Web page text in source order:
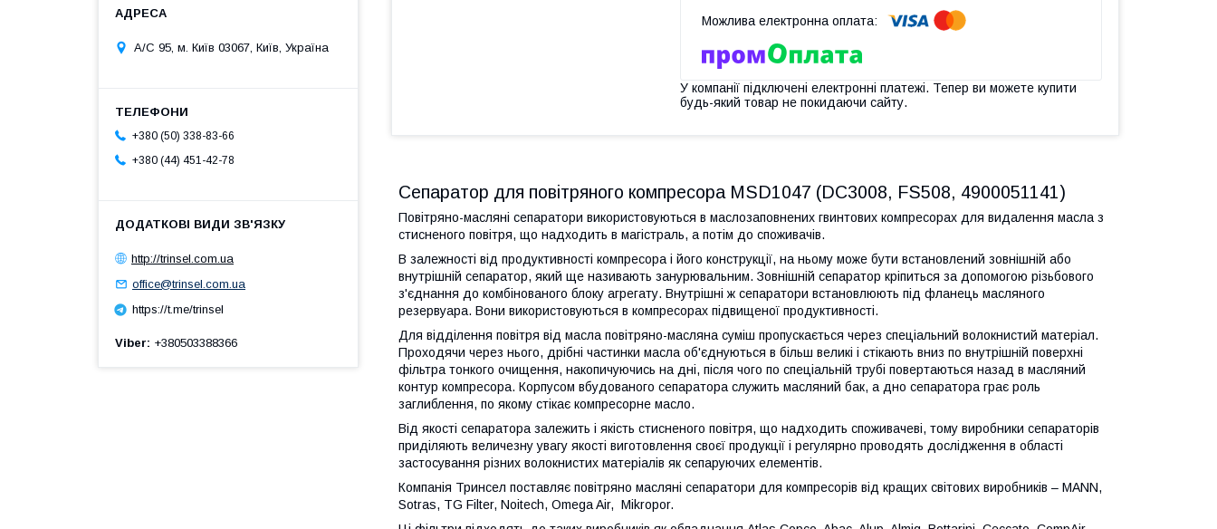
У компанії підключені електронні платежі. Тепер ви можете купити
будь-який товар не покидаючи сайту.
Сепаратор для повітряного компресора MSD1047 (DC3008, FS508, 4900051141)
Повітряно-масляні сепаратори використовуються в маслозаповнених гвинтових компресорах для видалення масла з
стисненого повітря, що надходить в магістраль, а потім до споживачів.
В залежності від продуктивності компресора і його конструкції, на ньому може бути встановлений зовнішній або
внутрішній сепаратор, який ще називають занурювальним. Зовнішній сепаратор кріпиться за допомогою різьбового
з'єднання до комбінованого блоку агрегату. Внутрішні ж сепаратори встановлюють під фланець масляного
резервуара. Вони використовуються в компресорах підвищеної продуктивності.
Для відділення повітря від масла повітряно-масляна суміш пропускається через спеціальний волокнистий матеріал.
Проходячи через нього, дрібні частинки масла об'єднуються в більш великі і стікають вниз по внутрішній поверхні
фільтра тонкого очищення, накопичуючись на дні, після чого по спеціальній трубі повертаються назад в масляний
контур компресора. Корпусом вбудованого сепаратора служить масляний бак, а дно сепаратора грає роль
заглиблення, по якому стікає компресорне масло.
Від якості сепаратора залежить і якість стисненого повітря, що надходить споживачеві, тому виробники сепараторів
приділяють величезну увагу якості виготовлення своєї продукції і регулярно проводять дослідження в області
застосування різних волокнистих матеріалів як сепаруючих елементів.
Компанія Тринсел поставляє повітряно масляні сепаратори для компресорів від кращих світових виробників – MANN,
Sotras, TG Filter, Noitech, OmegaAir, Mikropor.
А/С 95, м. Київ 03067, Київ, Україна
+380 (50) 338-83-66
+380 (44) 451-42-78
http://trinsel.com.ua
office@trinsel.com.ua
https://t.me/trinsel
Viber +380503388366